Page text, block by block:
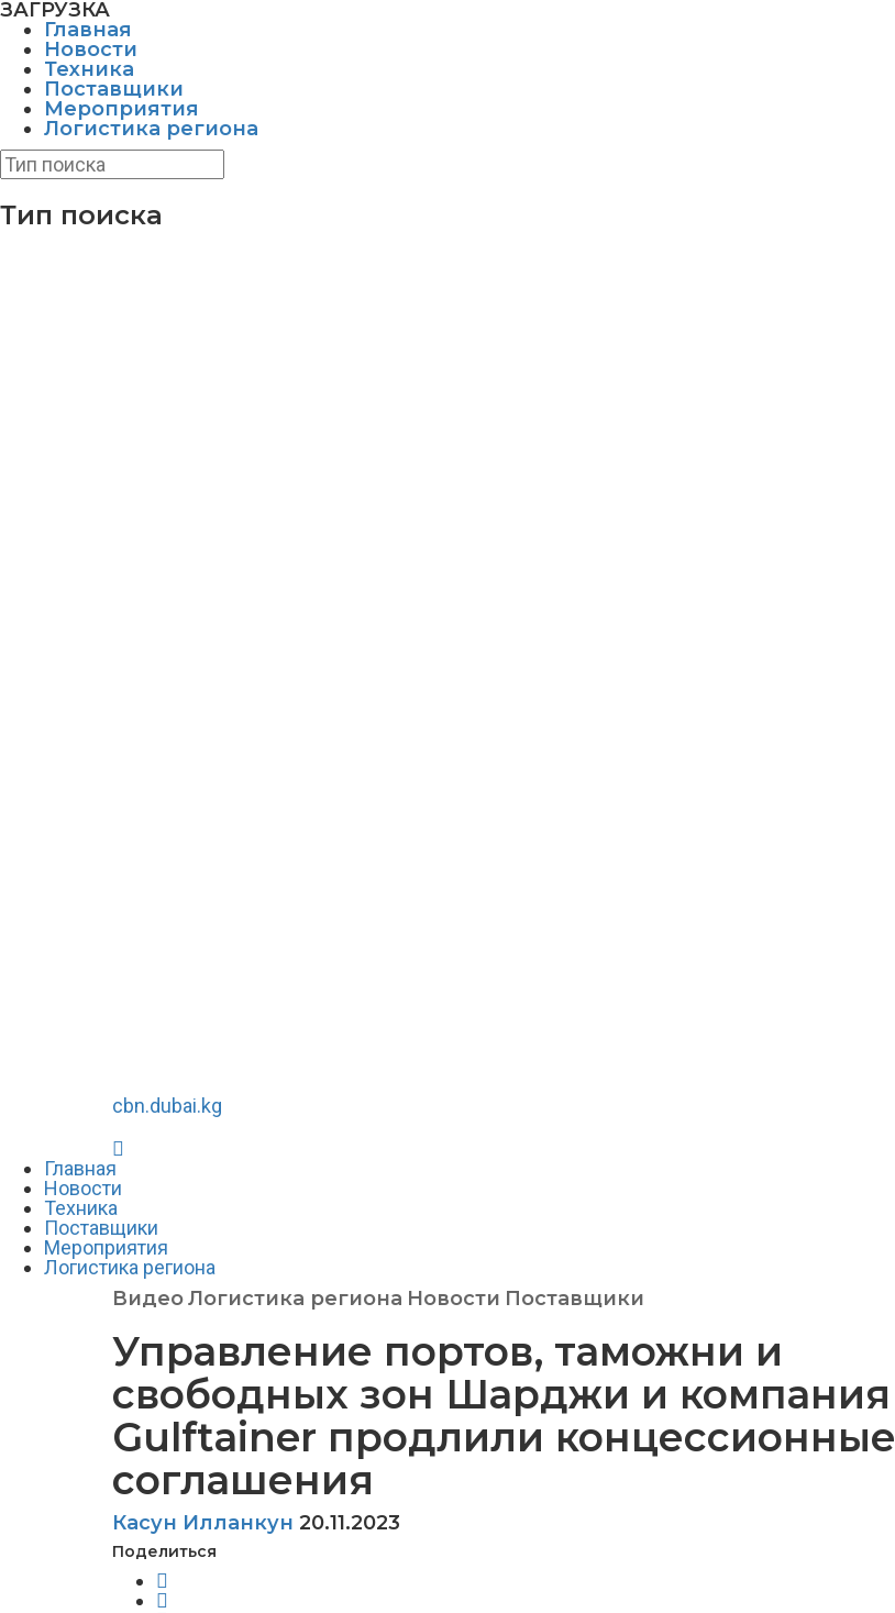
ЗАГРУЗКА
Главная
Новости
Техника
Поставщики
Мероприятия
Логистика региона
Тип поиска
cbn.dubai.kg
Главная
Новости
Техника
Поставщики
Мероприятия
Логистика региона
ВидеоЛогистика региона Новости Поставщики
Управление портов, таможни и
свободных зон Шарджи и компания
Gulftainer продлили концессионные
соглашения
Касун Илланкун 20.11.2023
Поделиться